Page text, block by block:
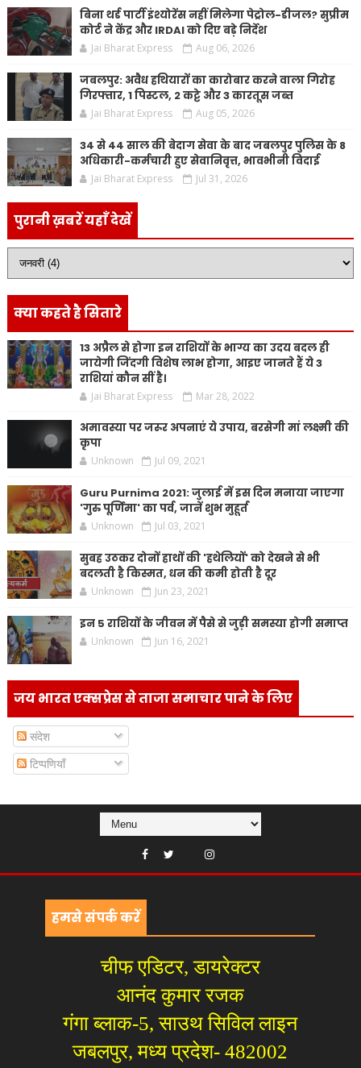
बिना थर्ड पार्टी इंश्योरेंस नहीं मिलेगा पेट्रोल-डीजल? सुप्रीम
कोर्ट ने केंद्र और IRDAI को दिए बड़े निर्देश
Jai Bharat Express Aug 06, 2026
जबलपुर: अवैध हथियारों का कारोबार करने वाला गिरोह
गिरफ्तार, 1 पिस्टल, 2 कट्टे और 3 कारतूस जब्त
Jai Bharat Express Aug 05, 2026
34 से 44 साल की बेदाग सेवा के बाद जबलपुर पुलिस के 8
अधिकारी-कर्मचारी हुए सेवानिवृत्त, भावभीनी विदाई
Jai Bharat Express Jul 31, 2026
पुरानी ख़बरें यहाँ देखें
क्या कहते है सितारे
13 अप्रैल से होगा इन राशियों के भाग्य का उदय बदल ही
जायेगी जिंदगी विशेष लाभ होगा, आइए जानते हैं ये 3
राशियां कौन सीं है।
Jai Bharat Express Mar 28, 2022
अमावस्या पर जरूर अपनाएं ये उपाय, बरसेगी मां लक्ष्मी की
कृपा
Unknown Jul 09, 2021
Guru Purnima 2021: जुलाई में इस दिन मनाया जाएगा
'गुरु पूर्णिमा' का पर्व, जानें शुभ मुहूर्त
Unknown Jul 03, 2021
सुबह उठकर दोनों हाथों की 'हथेलियों' को देखने से भी
बदलती है किस्मत, धन की कमी होती है दूर
Unknown Jun 23, 2021
इन 5 राशियों के जीवन में पैसे से जुड़ी समस्या होगी समाप्त
Unknown Jun 16, 2021
जय भारत एक्सप्रेस से ताजा समाचार पाने के लिए
संदेश
टिप्पणियाँ
हमसे संपर्क करें
चीफ एडिटर, डायरेक्टर
आनंद कुमार रजक
गंगा ब्लाक-5, साउथ सिविल लाइन
जबलपुर, मध्य प्रदेश- 482002